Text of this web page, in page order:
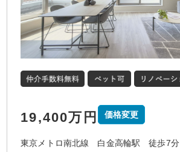
19,400万円 価格変更
東京メトロ南北線 白金高輪駅 徒歩7分